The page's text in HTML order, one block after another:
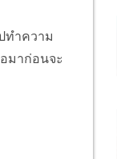
ทำความ
มาก่อนจะ